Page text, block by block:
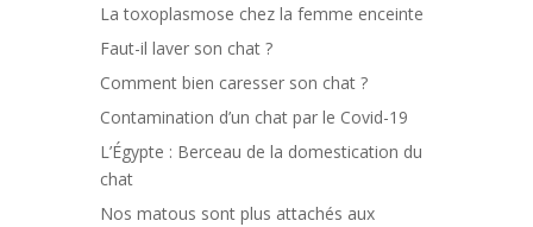
La toxoplasmose chez la femme enceinte
Faut-il laver son chat ?
Comment bien caresser son chat ?
Contamination d’un chat par le Covid-19
L’Égypte : Berceau de la domestication du
chat
Nos matous sont plus attachés aux